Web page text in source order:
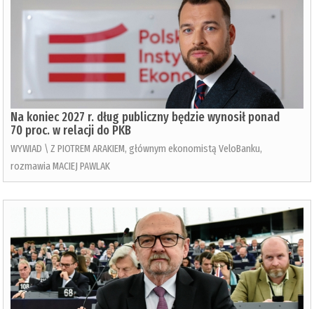
Na koniec 2027 r. dług publiczny będzie wynosił ponad
70 proc. w relacji do PKB
WYWIAD \ Z PIOTREM ARAKIEM, głównym ekonomistą VeloBanku,
rozmawia MACIEJ PAWLAK